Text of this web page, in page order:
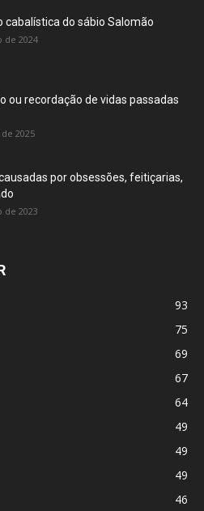
cabalística do sábio Salomão
de 2024
ou recordação de vidas passadas
2025
por obsessões, feitiçarias,
de 2023
93
75
69
67
64
49
49
49
46